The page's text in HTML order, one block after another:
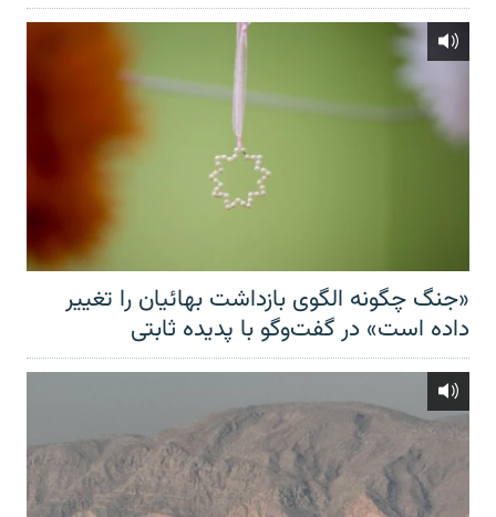
«جنگ چگونه الگوی بازداشت بهائیان را تغییر
داده است» در گفت‌وگو با پدیده ثابتی